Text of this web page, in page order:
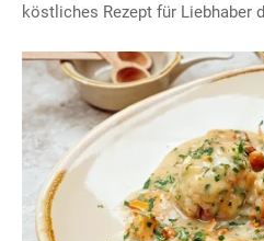
köstliches Rezept für Liebhaber